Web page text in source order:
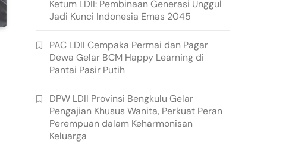
Ketum LDII: Pembinaan Generasi Unggul
Jadi Kunci Indonesia Emas 2045
PAC LDII Cempaka Permai dan Pagar
Dewa Gelar BCM Happy Learning di
Pantai Pasir Putih
DPW LDII Provinsi Bengkulu Gelar
Pengajian Khusus Wanita, Perkuat Peran
Perempuan dalam Keharmonisan
Keluarga